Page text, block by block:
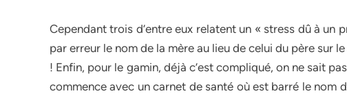
Cependant trois d’entre eux relatent un « stress dû à un
par erreur le nom de la mère au lieu de celui du père sur
! Enfin, pour le gamin, déjà c’est compliqué, on ne sait
commence avec un carnet de santé où est barré le nom